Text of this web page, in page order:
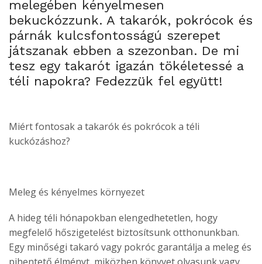
melegében kényelmesen
bekuckózzunk. A takarók, pokrócok és
párnák kulcsfontosságú szerepet
játszanak ebben a szezonban. De mi
tesz egy takarót igazán tökéletessé a
téli napokra? Fedezzük fel együtt!
Miért fontosak a takarók és pokrócok a téli
kuckózáshoz?
Meleg és kényelmes környezet
A hideg téli hónapokban elengedhetetlen, hogy
megfelelő hőszigetelést biztosítsunk otthonunkban.
Egy minőségi takaró vagy pokróc garantálja a meleg és
pihentető élményt, miközben könyvet olvasunk vagy